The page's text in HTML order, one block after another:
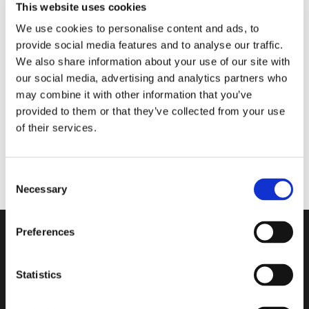
This website uses cookies
We use cookies to personalise content and ads, to
provide social media features and to analyse our traffic.
We also share information about your use of our site with
our social media, advertising and analytics partners who
may combine it with other information that you’ve
provided to them or that they’ve collected from your use
of their services.
Selection
Necessary
Preferences
Statistics
Diseño de vidrio liso y ondulado